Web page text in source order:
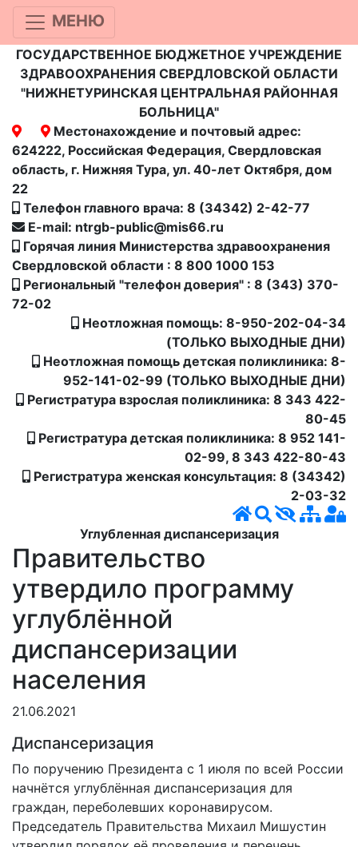
МЕНЮ
ГОСУДАРСТВЕННОЕ БЮДЖЕТНОЕ УЧРЕЖДЕНИЕ
ЗДРАВООХРАНЕНИЯ СВЕРДЛОВСКОЙ ОБЛАСТИ
"НИЖНЕТУРИНСКАЯ ЦЕНТРАЛЬНАЯ РАЙОННАЯ
БОЛЬНИЦА"
Местонахождение и почтовый адрес:
624222, Российская Федерация, Свердловская
область, г. Нижняя Тура, ул. 40-лет Октября, дом
22
Телефон главного врача: 8 (34342) 2-42-77
E-mail: ntrgb-public@mis66.ru
Горячая линия Министерства здравоохранения
Свердловской области : 8 800 1000 153
Региональный "телефон доверия" : 8 (343) 370-
72-02
Неотложная помощь: 8-950-202-04-34
(ТОЛЬКО ВЫХОДНЫЕ ДНИ)
Неотложная помощь детская поликлиника: 8-
952-141-02-99 (ТОЛЬКО ВЫХОДНЫЕ ДНИ)
Регистратура взрослая поликлиника: 8 343 422-
80-45
Регистратура детская поликлиника: 8 952 141-
02-99, 8 343 422-80-43
Регистратура женская консультация: 8 (34342)
2-03-32
Углубленная диспансеризация
Правительство
утвердило программу
углублённой
диспансеризации
населения
21.06.2021
Диспансеризация
По поручению Президента с 1 июля по всей России
начнётся углублённая диспансеризация для
граждан, переболевших коронавирусом.
Председатель Правительства Михаил Мишустин